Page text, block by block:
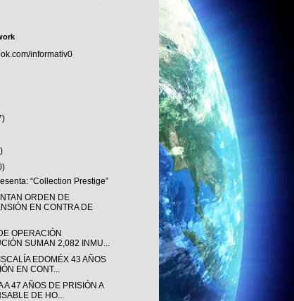
informativ0
“Collection Prestige”
ORDEN DE
EN CONTRA DE
OPERACIÓN
SUMAN 2,082 INMU...
EDOMÉX 43 AÑOS
EN CONT...
A 47 AÑOS DE PRISIÓN A
DE HO...